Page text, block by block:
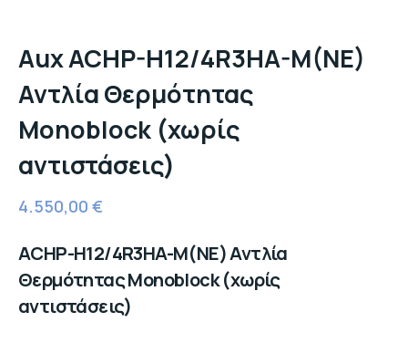
Aux ACHP-H12/4R3HA-M(NE)
Αντλία Θερμότητας
Monoblock (χωρίς
αντιστάσεις)
4.550,00 €
ACHP-H12/4R3HA-M(NE) Αντλία
Θερμότητας Monoblock (χωρίς
αντιστάσεις)